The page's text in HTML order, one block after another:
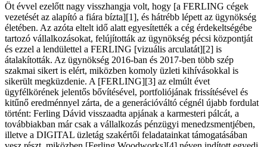
Öt évvel ezelőtt nagy visszhangja volt, hogy [a FERLING cégek
vezetését az alapító a fiára bízta][1], és hátrébb lépett az ügynökség
életében. Az azóta eltelt idő alatt egyesítették a cég érdekeltségébe
tartozó vállalkozásokat, felújították az ügynökség pécsi központját
és ezzel a lendülettel a FERLING [vizuális arculatát][2] is
átalakították. Az ügynökség 2016-ban és 2017-ben több szép
szakmai sikert is elért, miközben komoly üzleti kihívásokkal is
sikerült megküzdenie. A [FERLING][3] az elmúlt évet
ügyfélkörének jelentős bővítésével, portfoliójának frissítésével és
kitűnő eredménnyel zárta, de a generációváltó cégnél újabb fordulat
történt: Ferling Dávid visszaadta apjának a karmesteri pálcát, a
továbbiakban már csak a vállalkozás pénzügyi menedzsmentjében,
illetve a DIGITAL üzletág szakértői feladatainkat támogatásában